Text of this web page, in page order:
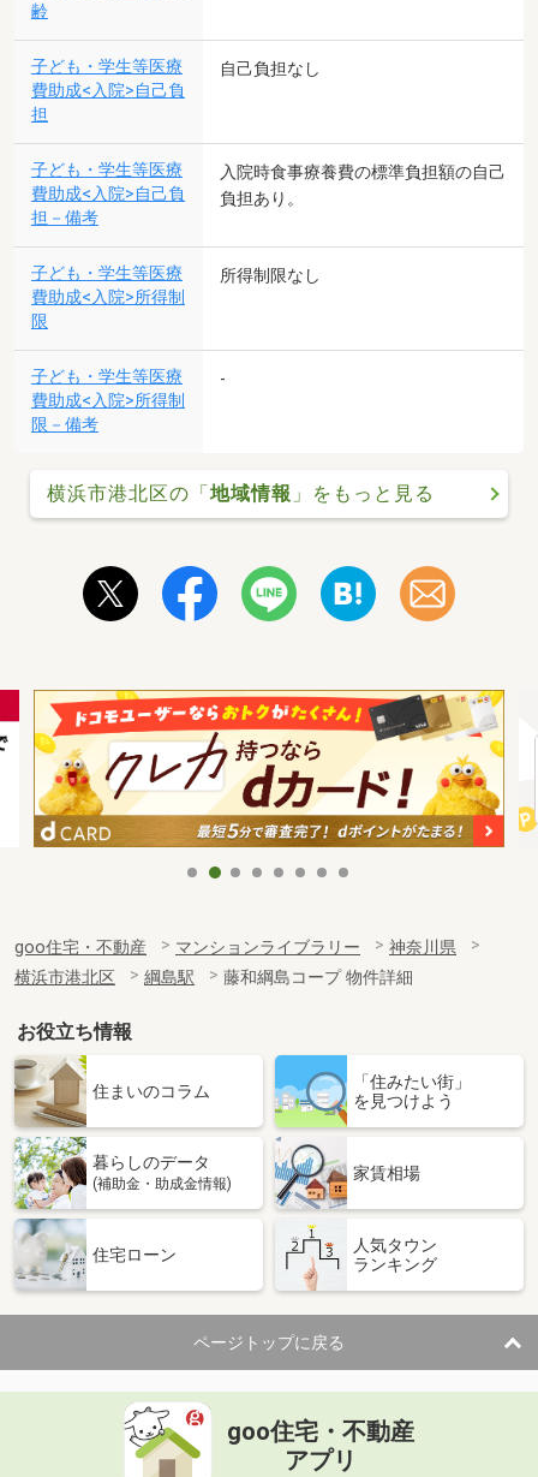
齢
子ども・学生等医療
費助成<入院>自己負
担
自己負担なし
子ども・学生等医療
費助成<入院>自己負
担－備考
入院時食事療養費の標準負担額の自己
負担あり。
子ども・学生等医療
費助成<入院>所得制
限
所得制限なし
子ども・学生等医療
費助成<入院>所得制
限－備考
-
横浜市港北区の「地域情報 」をもっと見る
goo住宅・不動産 マンションライブラリー
神奈川県
横浜市港北区
綱島駅 藤和綱島コープ 物件詳細
お役立ち情報
住まいのコラム
「住みたい街」
を見つけよう
暮らしのデータ
(補助金・助成金情報)
家賃相場
住宅ローン
人気タウン
ランキング
ページトップに戻る
goo住宅・不動産
アプリ